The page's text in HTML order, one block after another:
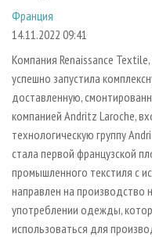
СУШКА ДРЕВЕСИНЫ
ПРОИЗВОДСТВО
ДЕРЕВЯННОЕ
ПРОИЗВОДСТВО
БИОЭНЕРГЕТИКА
ЦБП
ИНСТРУМЕНТ И
ПЕРСОНЫ
МОБИЛЬНЫЕ
ОФИЦИАЛЬНЫЕ
ПРИОРИТЕТНЫЕ
RUSSIAN FORESTRY
ГАЗЕТА
БИБЛИОТЕКА
КОНТАКТЫ
РЕКЛАМОДАТЕЛЯМ
РЕКЛАМА
РЕКЛАМА НА САЙТЕ
Франция
14.11.2022 09:41
Компания Renaissance
успешно запустила
доставленную,
компанией Andritz Laroche,
технологическую группу
стала первой французской
промышленного текстиля с
направлен на производство
употреблении одежды,
использоваться для